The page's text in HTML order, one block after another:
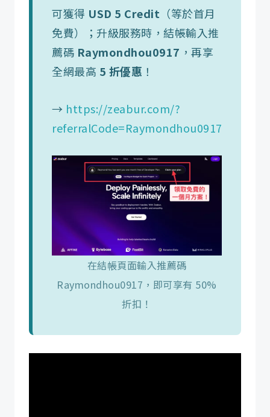
可獲得 USD 5 Credit （等於首月
免費）；升級服務時，結帳輸入推
薦碼 Raymondhou0917 ，再享
全網最高 5 折優惠 ！
→ https://zeabur.com/?
referralCode=Raymondhou0917
在結帳頁面輸入推薦碼
Raymondhou0917，即可享有 50%
折扣！